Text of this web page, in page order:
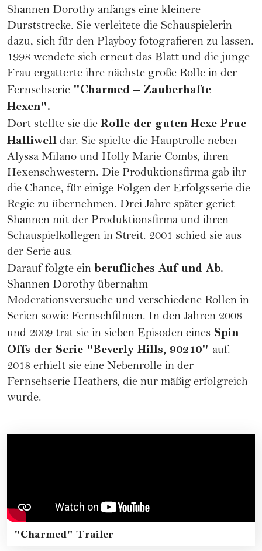
Shannen Dorothy anfangs eine kleinere
Durststrecke. Sie verleitete die Schauspielerin
dazu, sich für den Playboy fotografieren zu lassen.
1998 wendete sich erneut das Blatt und die junge
Frau ergatterte ihre nächste große Rolle in der
Fernsehserie "Charmed – Zauberhafte
Hexen".
Dort stellte sie die Rolle der guten Hexe Prue
Halliwell dar. Sie spielte die Hauptrolle neben
Alyssa Milano und Holly Marie Combs, ihren
Hexenschwestern. Die Produktionsfirma gab ihr
die Chance, für einige Folgen der Erfolgsserie die
Regie zu übernehmen. Drei Jahre später geriet
Shannen mit der Produktionsfirma und ihren
Schauspielkollegen in Streit. 2001 schied sie aus
der Serie aus.
Darauf folgte ein berufliches Auf und Ab.
Shannen Dorothy übernahm
Moderationsversuche und verschiedene Rollen in
Serien sowie Fernsehfilmen. In den Jahren 2008
und 2009 trat sie in sieben Episoden eines Spin
Offs der Serie "Beverly Hills, 90210" auf.
2018 erhielt sie eine Nebenrolle in der
Fernsehserie Heathers, die nur mäßig erfolgreich
wurde.
"Charmed" Trailer